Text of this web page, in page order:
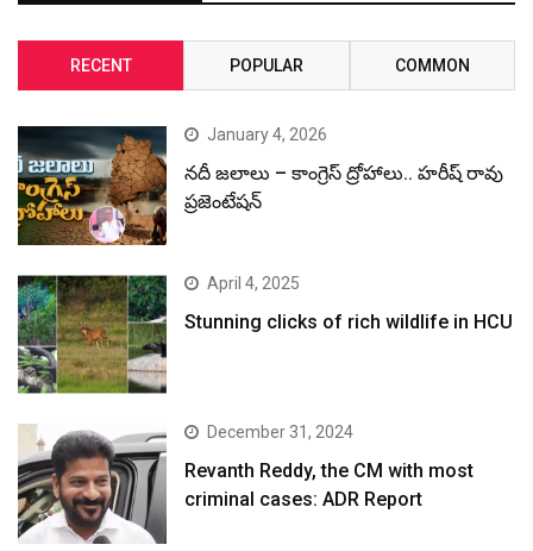
RECENT POPULAR COMMON
January 4, 2026
నదీ జలాలు – కాంగ్రెస్ ద్రోహాలు.. హరీష్ రావు
ప్రజెంటేషన్
April 4, 2025
Stunning clicks of rich wildlife in HCU
December 31, 2024
Revanth Reddy, the CM with most
criminal cases: ADR Report